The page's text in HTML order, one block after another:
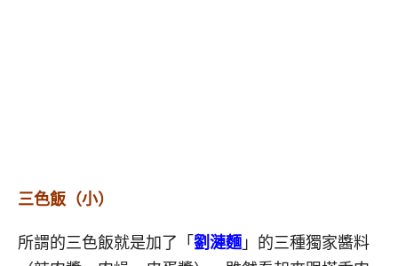
三色飯（小）
所謂的三色飯就是加了「 劉漣麵」的三種獨家醬料